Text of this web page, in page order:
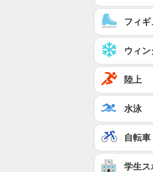
フィギ
ウィン
陸上
水泳
自転車
学生ス